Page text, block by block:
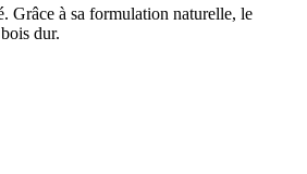
Grâce à sa formulation naturelle, le
dur.